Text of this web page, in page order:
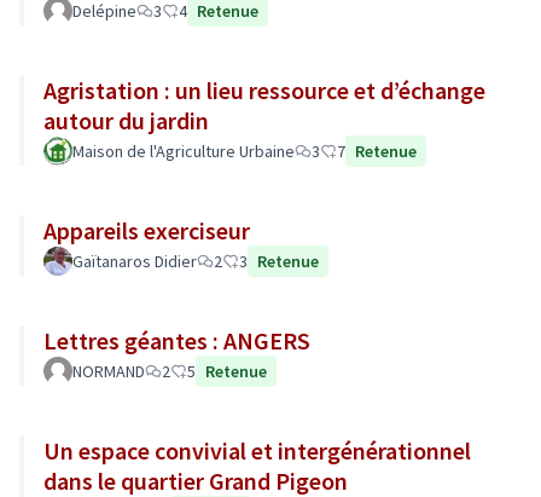
Delépine 3 4 Retenue
Agristation : un lieu ressource et d’échange
autour du jardin
Maison de l'Agriculture Urbaine 3 7 Retenue
Appareils exerciseur
Gaïtanaros Didier 2 3 Retenue
Lettres géantes : ANGERS
NORMAND 2 5 Retenue
Un espace convivial et intergénérationnel
dans le quartier Grand Pigeon